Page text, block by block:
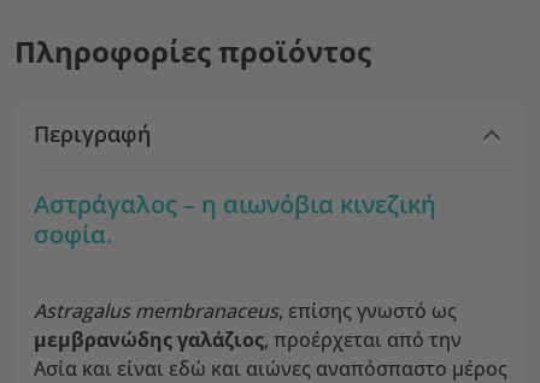
Πληροφορίες προϊόντος
Περιγραφή
Αστράγαλος – η αιωνόβια κινεζική
σοφία.
Astragalus membranaceus, επίσης γνωστό ως
μεμβρανώδης γαλάζιος, προέρχεται από την
Ασία και είναι εδώ και αιώνες αναπόσπαστο μέρος